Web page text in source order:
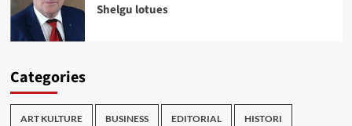
Shelgu lotues
Categories
ART KULTURE BUSINESS EDITORIAL HISTORI